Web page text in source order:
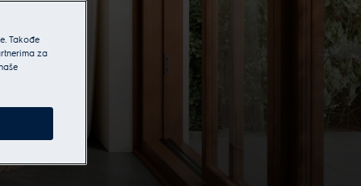
Takođe
za